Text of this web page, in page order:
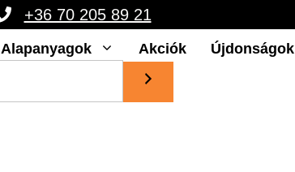
+36 70 205 89 21
Alapanyagok Akciók Újdonságok